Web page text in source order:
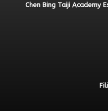
Chen Bing Taiji Academy